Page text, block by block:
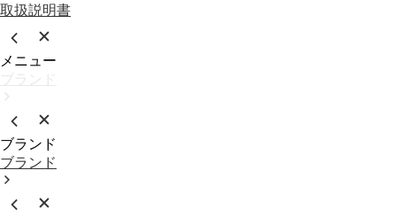
取扱説明書
メニュー
ブランド
ブランド